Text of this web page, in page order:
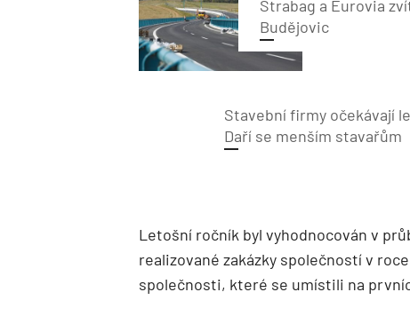
Strabag a Eurovia
Budějovic
Stavební firmy očekávají
Daří se menším stavařům
Letošní ročník byl vyhodnocován v
realizované zakázky společností v
společnosti, které se umístili na